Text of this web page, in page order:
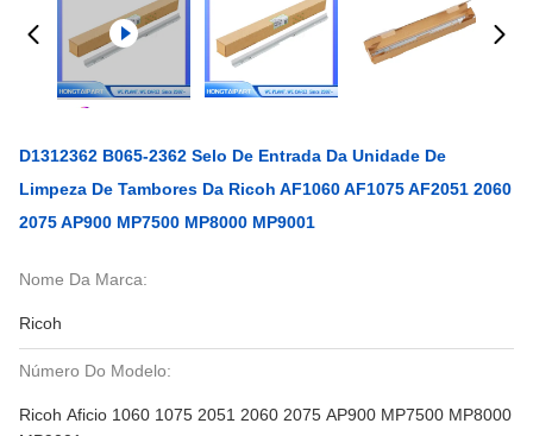
D1312362 B065-2362 Selo De Entrada Da Unidade De
Limpeza De Tambores Da Ricoh AF1060 AF1075 AF2051 2060
2075 AP900 MP7500 MP8000 MP9001
Nome Da Marca:
Ricoh
Número Do Modelo:
Ricoh Aficio 1060 1075 2051 2060 2075 AP900 MP7500 MP8000